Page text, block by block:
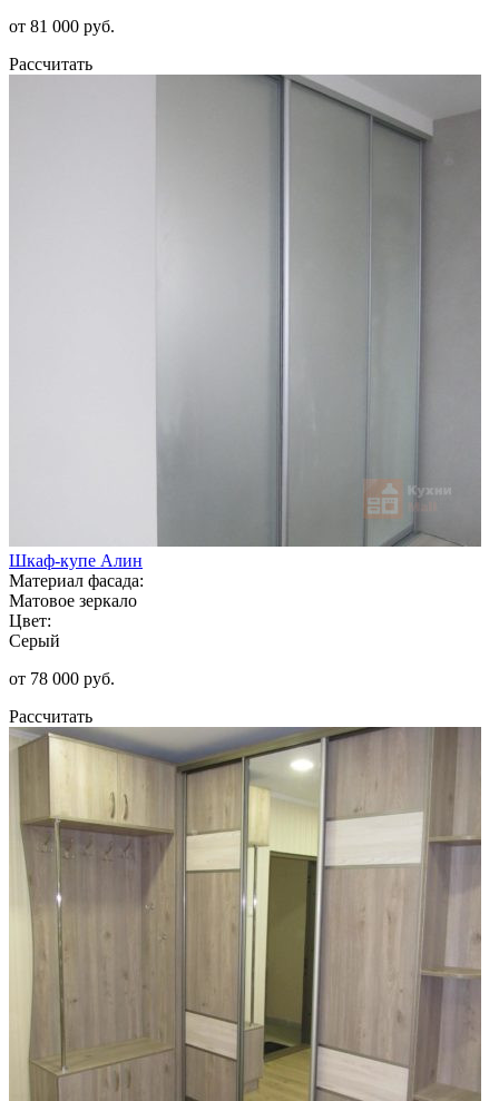
от 81 000 руб.
Рассчитать
Шкаф-купе Алин
Материал фасада:
Матовое зеркало
Цвет:
Серый
от 78 000 руб.
Рассчитать